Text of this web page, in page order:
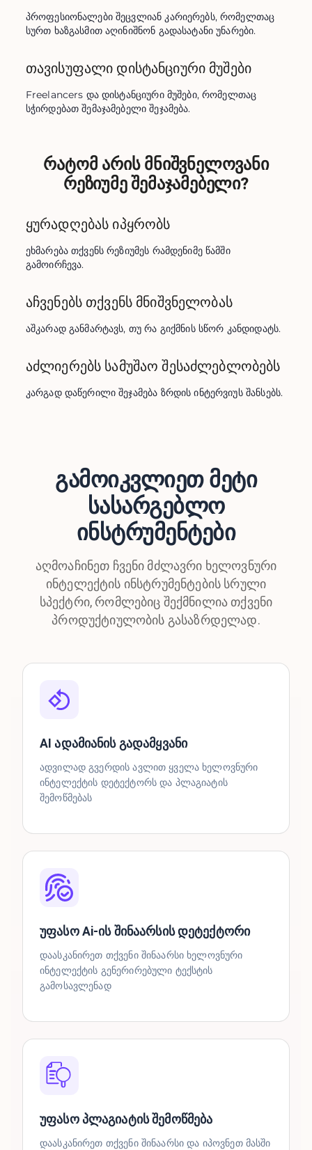
პროფესიონალები შეცვლიან კარიერებს, რომელთაც
სურთ ხაზგასმით აღინიშნონ გადასატანი უნარები.
თავისუფალი დისტანციური მუშები
Freelancers და დისტანციური მუშები, რომელთაც
სჭირდებათ შემაჯამებელი შეჯამება.
რატომ არის მნიშვნელოვანი
რეზიუმე შემაჯამებელი?
ყურადღებას იპყრობს
ეხმარება თქვენს რეზიუმეს რამდენიმე წამში
გამოირჩევა.
აჩვენებს თქვენს მნიშვნელობას
აშკარად განმარტავს, თუ რა გიქმნის სწორ კანდიდატს.
აძლიერებს სამუშაო შესაძლებლობებს
კარგად დაწერილი შეჯამება ზრდის ინტერვიუს შანსებს.
გამოიკვლიეთ მეტი
სასარგებლო
ინსტრუმენტები
აღმოაჩინეთ ჩვენი მძლავრი ხელოვნური
ინტელექტის ინსტრუმენტების სრული
სპექტრი, რომლებიც შექმნილია თქვენი
პროდუქტიულობის გასაზრდელად.
AI ადამიანის გადამყვანი
ადვილად გვერდის ავლით ყველა ხელოვნური
ინტელექტის დეტექტორს და პლაგიატის
შემოწმებას
უფასო Ai-ის შინაარსის დეტექტორი
დაასკანირეთ თქვენი შინაარსი ხელოვნური
ინტელექტის გენერირებული ტექსტის
გამოსავლენად
უფასო პლაგიატის შემოწმება
დაასკანირეთ თქვენი შინაარსი და იპოვნეთ მასში